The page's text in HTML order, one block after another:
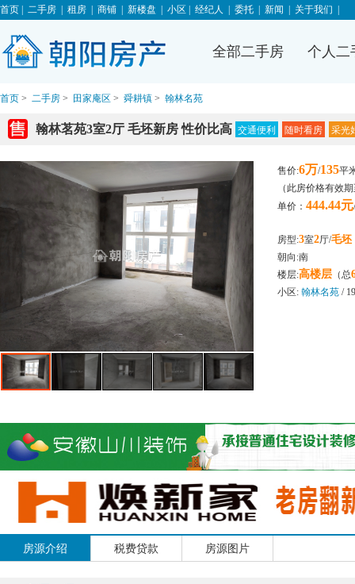
首页 二手房 租房 商铺 新楼盘 小区 经纪人 委托 新闻 关于我们
全部二手房 个人二
首页 > 二手房 > 田家庵区 > 舜耕镇 > 翰林名苑
翰林茗苑3室2厅 毛坯新房 性价比高 交通便利 随时看房 采光
售价:6万/135平
（此房价格有效
单价： 444.44元
房型:3室2厅/毛坯
朝向:南
楼层:高楼层 （总
小区: 翰林名苑 /
房源介绍 税费贷款 房源图片